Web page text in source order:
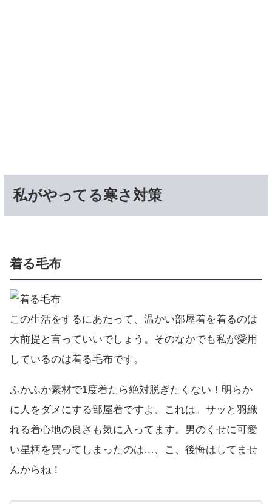
私がやってる寒さ対策
着る毛布
この生活をするにあたって、温かい部屋着を着るのは
大前提と言っていいでしょう。そのなかでも私が愛用
しているのは着る毛布です。
ふかふか素材で1度着たら絶対脱ぎたくない！明らか
に人をダメにする部屋着ですよ、これは。サッと羽織
れる着心地の良さも気に入ってます。男のくせに可愛
い星柄を買ってしまったのは…、こ、後悔はしてませ
んからね！